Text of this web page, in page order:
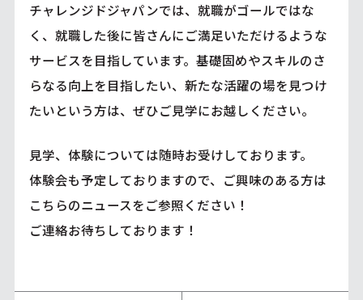
チャレンジドジャパンでは、就職がゴールではな
く、就職した後に皆さんにご満足いただけるような
サービスを目指しています。基礎固めやスキルのさ
らなる向上を目指したい、新たな活躍の場を見つけ
たいという方は、ぜひご見学にお越しください。
見学、体験については随時お受けしております。
体験会も予定しておりますので、ご興味のある方は
こちらのニュースをご参照ください！
ご連絡お待ちしております！